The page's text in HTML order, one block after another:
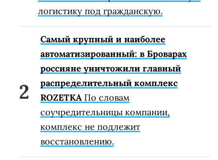
логистику под гражданскую.
Самый крупный и наиболее
автоматизированный: в Броварах
россияне уничтожили главный
распределительный комплекс
ROZETKA По словам
соучредительницы компании,
комплекс не подлежит
восстановлению.